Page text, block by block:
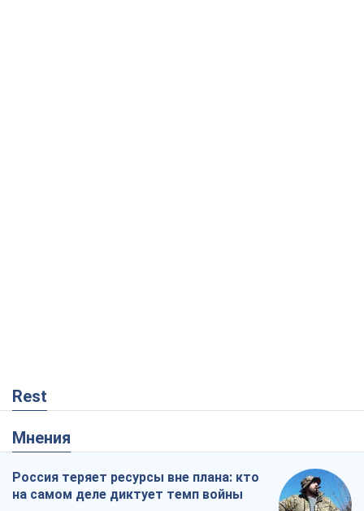
Rest
Мнения
Россия теряет ресурсы вне плана: кто
на самом деле диктует темп войны